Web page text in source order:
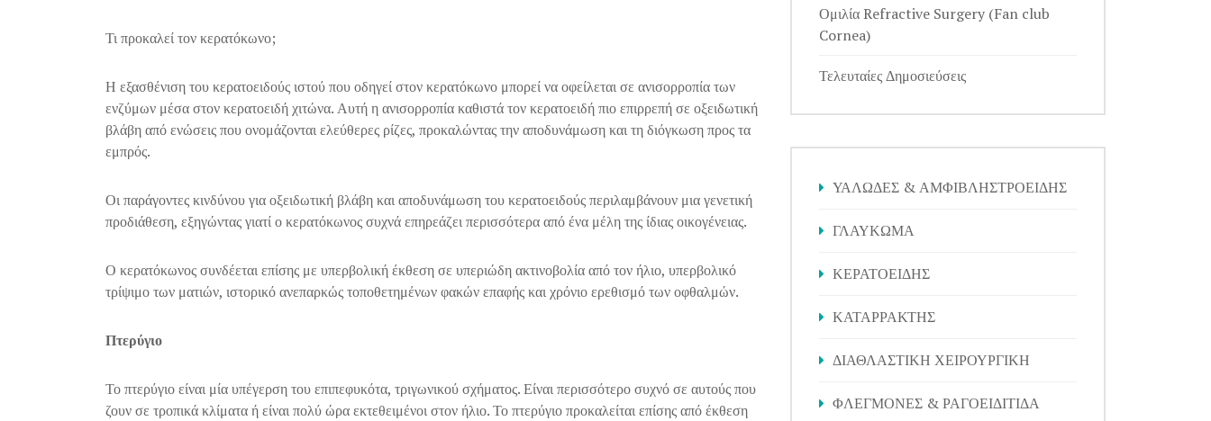
Τι προκαλεί τον κερατόκωνο;
Η εξασθένιση του κερατοειδούς ιστού που οδηγεί στον κερατόκωνο μπορεί να οφείλεται σε ανισορροπία των
ενζύμων μέσα στον κερατοειδή χιτώνα. Αυτή η ανισορροπία καθιστά τον κερατοειδή πιο επιρρεπή σε οξειδωτική
βλάβη από ενώσεις που ονομάζονται ελεύθερες ρίζες, προκαλώντας την αποδυνάμωση και τη διόγκωση προς τα
εμπρός.
Οι παράγοντες κινδύνου για οξειδωτική βλάβη και αποδυνάμωση του κερατοειδούς περιλαμβάνουν μια γενετική
προδιάθεση, εξηγώντας γιατί ο κερατόκωνος συχνά επηρεάζει περισσότερα από ένα μέλη της ίδιας οικογένειας.
Ο κερατόκωνος συνδέεται επίσης με υπερβολική έκθεση σε υπεριώδη ακτινοβολία από τον ήλιο, υπερβολικό
τρίψιμο των ματιών, ιστορικό ανεπαρκώς τοποθετημένων φακών επαφής και χρόνιο ερεθισμό των οφθαλμών.
Πτερύγιο
Το πτερύγιο είναι μία υπέγερση του επιπεφυκότα, τριγωνικού σχήματος. Είναι περισσότερο συχνό σε αυτούς που
ζουν σε τροπικά κλίματα ή είναι πολύ ώρα εκτεθειμένοι στον ήλιο. Το πτερύγιο προκαλείται επίσης από έκθεση
Ομιλία Refractive Surgery (Fan club
Cornea)
Τελευταίες Δημοσιεύσεις
ΥΑΛΩΔΕΣ & ΑΜΦΙΒΛΗΣΤΡΟΕΙΔΗΣ
ΓΛΑΥΚΩΜΑ
ΚΕΡΑΤΟΕΙΔΗΣ
ΚΑΤΑΡΡΑΚΤΗΣ
ΔΙΑΘΛΑΣΤΙΚΗ ΧΕΙΡΟΥΡΓΙΚΗ
ΦΛΕΓΜΟΝΕΣ & ΡΑΓΟΕΙΔΙΤΙΔΑ